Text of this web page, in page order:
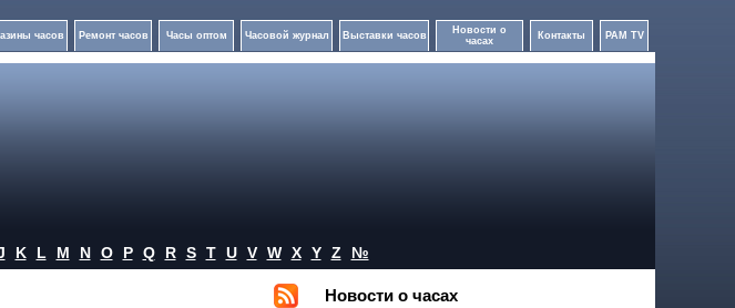
часов Ремонт часов Часы оптом Часовой журнал Выставки часов
Новости о
часах
Контакты PAM TV
K L M N O P Q R S T U V W X Y Z №
Новости о часах